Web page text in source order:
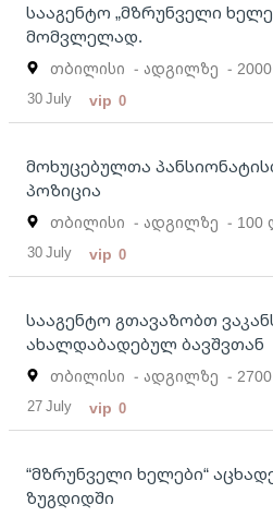
სააგენტო „მზრუნველი
მომვლელად.
თბილისი - ადგილზე -
30 July vip 0
მოხუცებულთა
პოზიცია
თბილისი - ადგილზე - 100
30 July vip 0
სააგენტო გთავაზობთ
ახალდაბადებულ ბავშვთან
თბილისი - ადგილზე -
27 July vip 0
“მზრუნველი ხელები“
ზუგდიდში